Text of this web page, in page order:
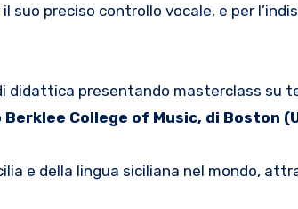
suo preciso controllo vocale, e per
didattica presentando masterclass su
Berklee College of Music, di Boston
e della lingua siciliana nel mondo,